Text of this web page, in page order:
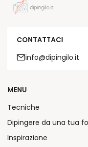
CONTATTACI
info@dipingilo.it
MENU
Tecniche
Dipingere da una tua
Inspirazione